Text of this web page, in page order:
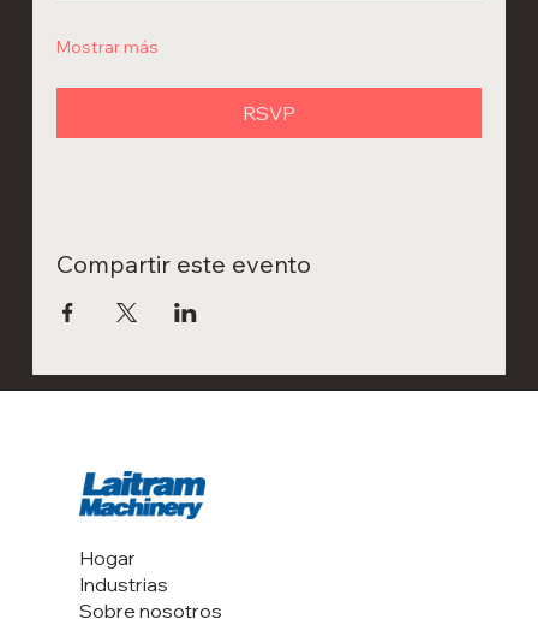
Mostrar más
RSVP
Compartir este evento
Hogar
Industrias
Sobre nosotros